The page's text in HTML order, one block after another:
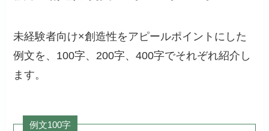
未経験者向け×創造性をアピールポイントにした
例文を、100字、200字、400字でそれぞれ紹介し
ます。
例文100字